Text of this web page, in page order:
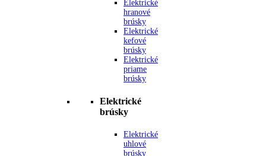
Elektrické
hranové
brúsky
Elektrické
kefové
brúsky
Elektrické
priame
brúsky
Elektrické
brúsky
Elektrické
uhlové
brúsky